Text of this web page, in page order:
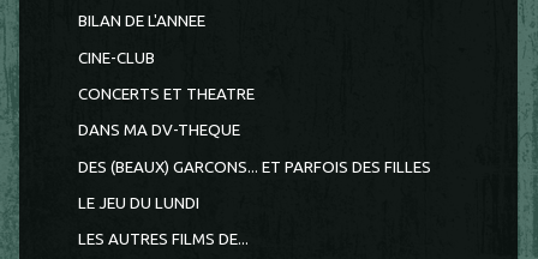
BILAN DE L'ANNEE
CINE-CLUB
CONCERTS ET THEATRE
DANS MA DV-THEQUE
DES (BEAUX) GARCONS... ET PARFOIS DES FILLES
LE JEU DU LUNDI
LES AUTRES FILMS DE...